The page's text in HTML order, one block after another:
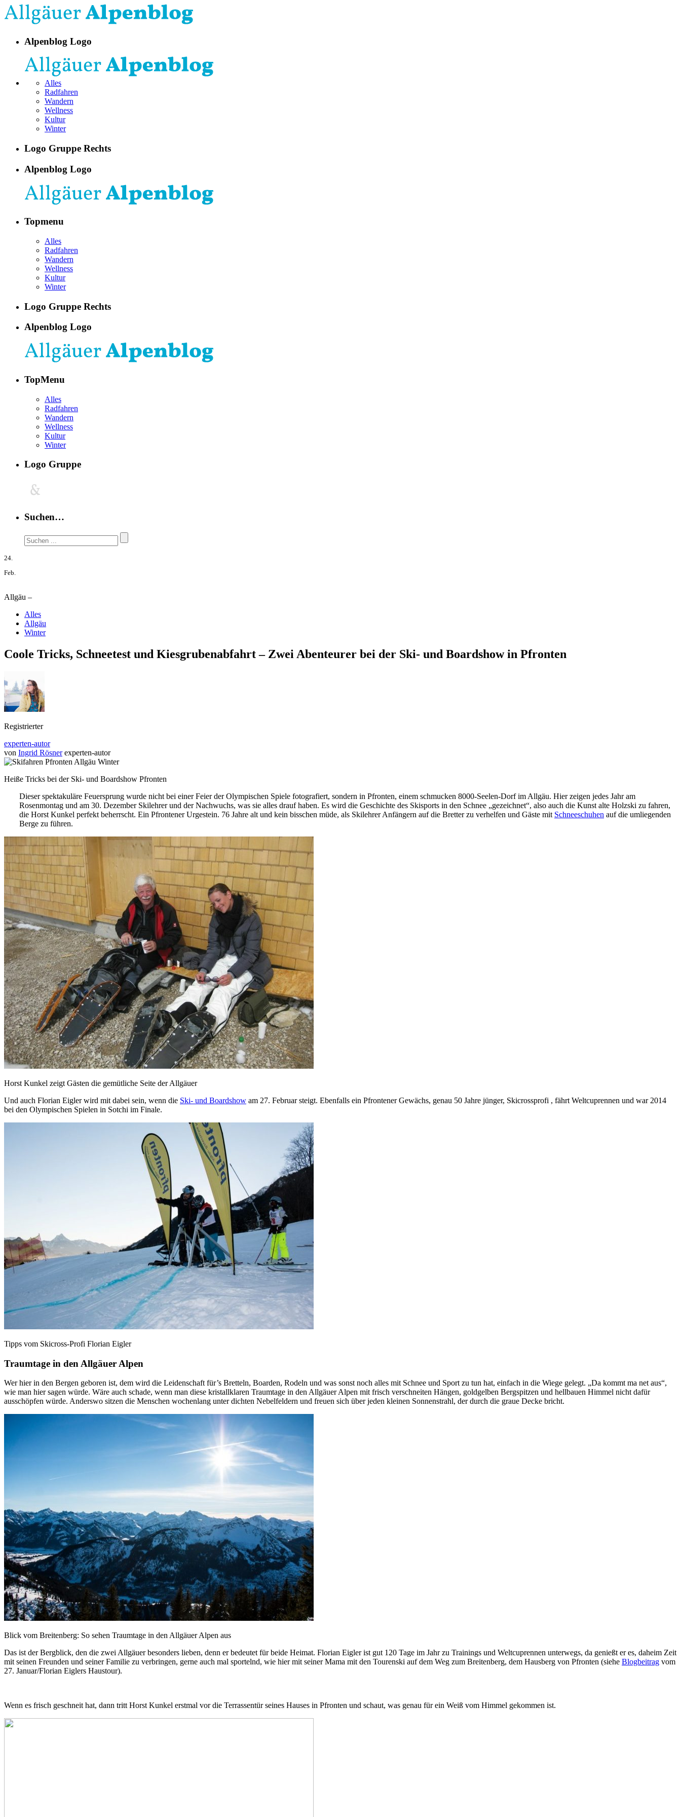
Alpenblog Logo
Alles
Radfahren
Wandern
Wellness
Kultur
Winter
Logo Gruppe Rechts
Alpenblog Logo
Topmenu
Alles
Radfahren
Wandern
Wellness
Kultur
Winter
Logo Gruppe Rechts
Alpenblog Logo
TopMenu
Alles
Radfahren
Wandern
Wellness
Kultur
Winter
Logo Gruppe
Suchen…
24.
Feb.
Allgäu –
Alles
Allgäu
Winter
Coole Tricks, Schneetest und Kiesgrubenabfahrt – Zwei Abenteurer bei der Ski- und Boardshow in Pfronten
Registrierter
experten-autor
von Ingrid Rösner experten-autor
Heiße Tricks bei der Ski- und Boardshow Pfronten
Dieser spektakuläre Feuersprung wurde nicht bei einer Feier der Olympischen Spiele fotografiert, sondern in Pfronten, einem schmucken 8000-Seelen-Dorf im Allgäu. Hier zeigen jedes Jahr am
Rosenmontag und am 30. Dezember Skilehrer und der Nachwuchs, was sie alles drauf haben. Es wird die Geschichte des Skisports in den Schnee „gezeichnet“, also auch die Kunst alte Holzski zu fahren,
die Horst Kunkel perfekt beherrscht. Ein Pfrontener Urgestein. 76 Jahre alt und kein bisschen müde, als Skilehrer Anfängern auf die Bretter zu verhelfen und Gäste mit Schneeschuhen auf die umliegenden
Berge zu führen.
Horst Kunkel zeigt Gästen die gemütliche Seite der Allgäuer
Und auch Florian Eigler wird mit dabei sein, wenn die Ski- und Boardshow am 27. Februar steigt. Ebenfalls ein Pfrontener Gewächs, genau 50 Jahre jünger, Skicrossprofi , fährt Weltcuprennen und war 2014
bei den Olympischen Spielen in Sotchi im Finale.
Tipps vom Skicross-Profi Florian Eigler
Traumtage in den Allgäuer Alpen
Wer hier in den Bergen geboren ist, dem wird die Leidenschaft für’s Bretteln, Boarden, Rodeln und was sonst noch alles mit Schnee und Sport zu tun hat, einfach in die Wiege gelegt. „Da kommt ma net aus“,
wie man hier sagen würde. Wäre auch schade, wenn man diese kristallklaren Traumtage in den Allgäuer Alpen mit frisch verschneiten Hängen, goldgelben Bergspitzen und hellbauen Himmel nicht dafür
ausschöpfen würde. Anderswo sitzen die Menschen wochenlang unter dichten Nebelfeldern und freuen sich über jeden kleinen Sonnenstrahl, der durch die graue Decke bricht.
Blick vom Breitenberg: So sehen Traumtage in den Allgäuer Alpen aus
Das ist der Bergblick, den die zwei Allgäuer besonders lieben, denn er bedeutet für beide Heimat. Florian Eigler ist gut 120 Tage im Jahr zu Trainings und Weltcuprennen unterwegs, da genießt er es, daheim Zeit
mit seinen Freunden und seiner Familie zu verbringen, gerne auch mal sportelnd, wie hier mit seiner Mama mit den Tourenski auf dem Weg zum Breitenberg, dem Hausberg von Pfronten (siehe Blogbeitrag vom
27. Januar/Florian Eiglers Haustour).
Wenn es frisch geschneit hat, dann tritt Horst Kunkel erstmal vor die Terrassentür seines Hauses in Pfronten und schaut, was genau für ein Weiß vom Himmel gekommen ist.